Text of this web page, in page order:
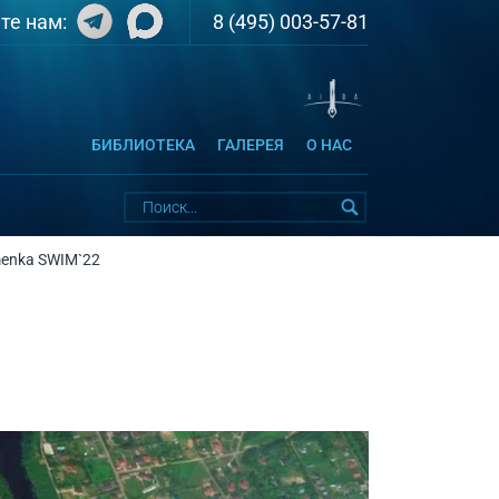
нам: 8 (495) 003-57-81
БИБЛИОТЕКА ГАЛЕРЕЯ О НАС
SWIM`22